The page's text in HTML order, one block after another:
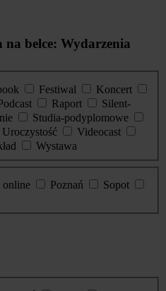
belce: Wydarzenia
Festiwal
Koncert
Raport
Silent-
Studia-podyplomowe
Uroczystość
Videocast
Wystawa
online Poznań
Sopot